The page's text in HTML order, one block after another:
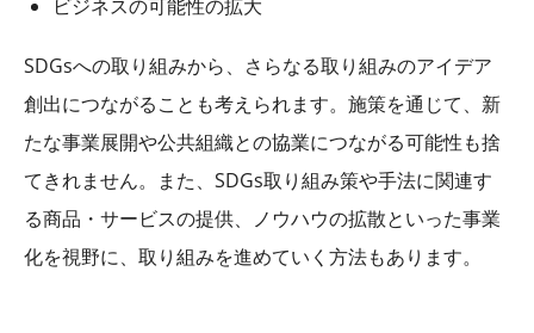
ビジネスの可能性の拡大
SDGsへの取り組みから、さらなる取り組みのアイデア
創出につながることも考えられます。施策を通じて、新
たな事業展開や公共組織との協業につながる可能性も捨
てきれません。また、 SDGs取り組み策や手法に関連す
る商品・サービスの提供、ノウハウの拡散といった事業
化を視野に、取り組みを進めていく方法もあります。